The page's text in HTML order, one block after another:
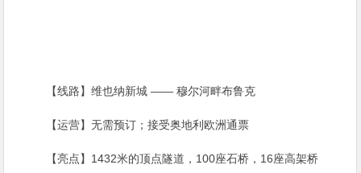
【线路】维也纳新城 —— 穆尔河畔布鲁克
【运营】无需预订；接受奥地利欧洲通票
【亮点】1432米的顶点隧道，100座石桥，16座高架桥